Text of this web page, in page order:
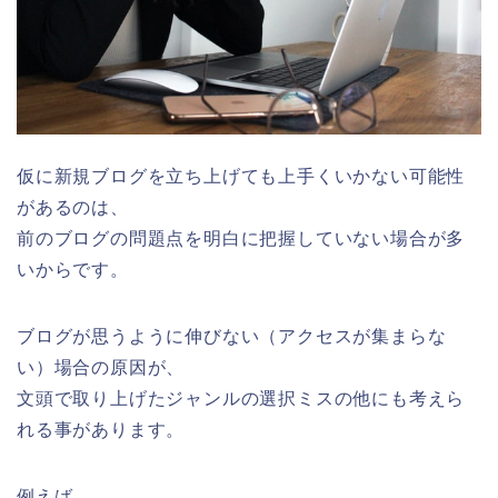
仮に新規ブログを立ち上げても上手くいかない可能性
があるのは、
前のブログの問題点を明白に把握していない場合が多
いからです。
ブログが思うように伸びない（アクセスが集まらな
い）場合の原因が、
文頭で取り上げたジャンルの選択ミスの他にも考えら
れる事があります。